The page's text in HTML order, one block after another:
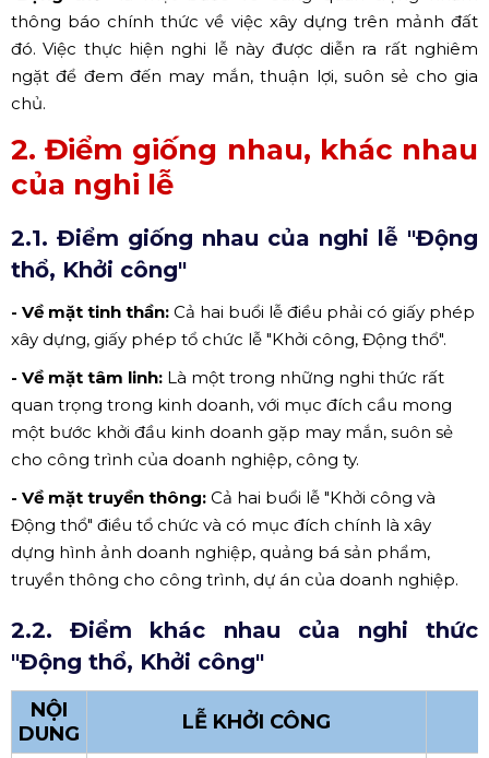
thông báo chính thức về việc xây dựng trên mảnh đất
đó. Việc thực hiện nghi lễ này được diễn ra rất nghiêm
ngặt để đem đến may mắn, thuận lợi, suôn sẻ cho gia
chủ.
2. Điểm giống nhau, khác nhau
của nghi lễ
2.1. Điểm giống nhau của nghi lễ "Động
thổ, Khởi công"
- Về mặt tinh thần: Cả hai buổi lễ điều phải có giấy phép
xây dựng, giấy phép tổ chức lễ "Khởi công, Động thổ".
- Về mặt tâm linh: Là một trong những nghi thức rất
quan trọng trong kinh doanh, với mục đích cầu mong
một bước khởi đầu kinh doanh gặp may mắn, suôn sẻ
cho công trình của doanh nghiệp, công ty.
- Về mặt truyền thông: Cả hai buổi lễ "Khởi công và
Động thổ" điều tổ chức và có mục đích chính là xây
dựng hình ảnh doanh nghiệp, quảng bá sản phẩm,
truyền thông cho công trình, dự án của doanh nghiệp.
2.2. Điểm khác nhau của nghi thức
"Động thổ, Khởi công"
NỘI
DUNG
LỄ KHỞI CÔNG